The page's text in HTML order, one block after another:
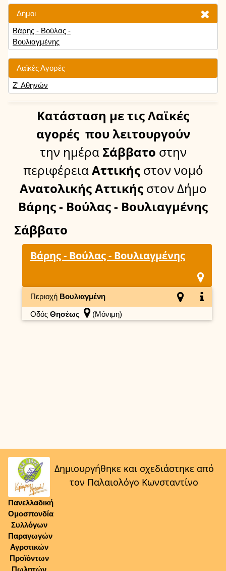
Δήμοι
Βάρης - Βούλας -
Βουλιαγμένης
Λαϊκές Αγορές
Ζ' Αθηνών
Κατάσταση με τις Λαϊκές
αγορές που λειτουργούν
την ημέραΣάββατο στην
περιφέρειαΑττικής στον νομό
Ανατολικής Αττικής στον Δήμο
Βάρης - Βούλας - Βουλιαγμένης
Σάββατο
Βάρης - Βούλας - Βουλιαγμένης
Περιοχή Βουλιαγμένη
Οδός Θησέως (Μόνιμη)
Πανελλαδική
Ομοσπονδία
Συλλόγων
Παραγωγών
Αγροτικών
Προϊόντων
Πωλητών
Δημιουργήθηκε και σχεδιάστηκε από
τον Παλαιολόγο Κωνσταντίνο